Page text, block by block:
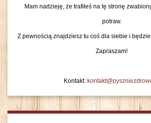
Mam nadzieję, że trafiłeś na tę stronę
potraw.
Z pewnością znajdziesz tu coś dla siebie i
Zapraszam!
Kontakt: